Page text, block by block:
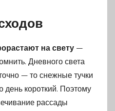
на свету —
Дневного света
— то снежные тучки
день короткий. Поэтому
рассады